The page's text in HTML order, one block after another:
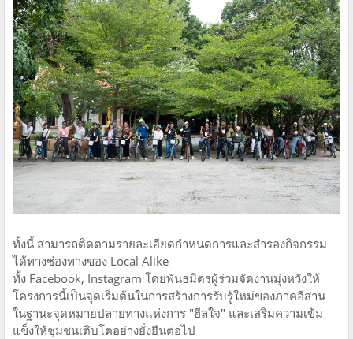
ทั้งนี้ สามารถติดตามรายละเอียดกำหนดการและสำรองกิจกรรม
ได้ทางช่องทางของ Local Alike
ทั้ง Facebook, Instagram โดยพันธมิตรผู้ร่วมจัดงานมุ่งหวังให้
โครงการนี้เป็นจุดเริ่มต้นในการสร้างการรับรู้ใหม่ของภาคอีสาน
ในฐานะจุดหมายปลายทางแห่งการ "ฮีลใจ" และเสริมความเข้ม
แข็งให้ชุมชนเติบโตอย่างยั่งยืนต่อไป